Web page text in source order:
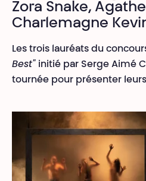
Zora Snake,
Charlemagne
Les trois lauréats du
Best" initié par Serge Aimé
tournée pour présenter